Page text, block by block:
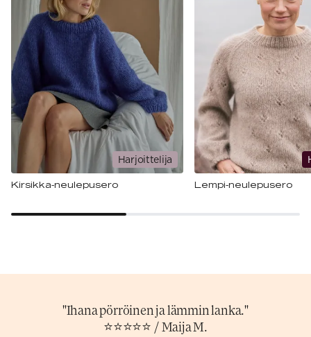
Harjoittelija
Kirsikka-neulepusero Lempi-neulepusero
"Ihana pörröinen ja lämmin lanka."
⭐⭐⭐⭐⭐ / Maija M.